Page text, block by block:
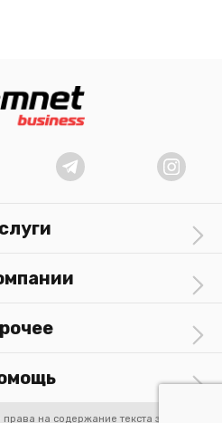
на содержание текста защищены.